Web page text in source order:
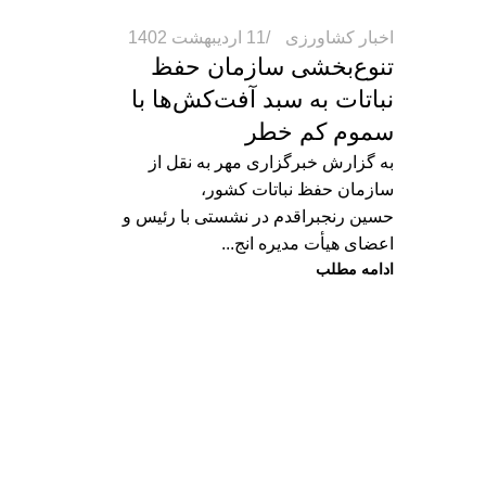
اخبار کشاورزی 11 اردیبهشت 1402
تنوع‌بخشی سازمان حفظ
نباتات به سبد آفت‌کش‌ها با
سموم کم‌ خطر
به گزارش خبرگزاری مهر به نقل از
سازمان حفظ نباتات کشور،
حسین رنجبراقدم در نشستی با رئیس و
اعضای هیأت مدیره انج...
ادامه مطلب